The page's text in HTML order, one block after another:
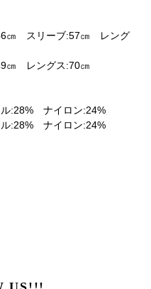
㎝ スリーブ:57㎝ レング
㎝ レングス:70㎝
:28% ナイロン:24%
:28% ナイロン:24%